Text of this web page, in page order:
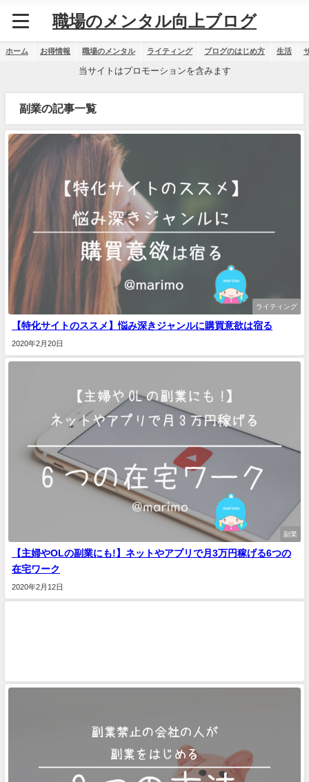
職場のメンタル向上ブログ
ホーム お得情報 職場のメンタル ライティング ブログのはじめ方 生活
当サイトはプロモーションを含みます
副業の記事一覧
ライティング
【特化サイトのススメ】悩み深きジャンルに購買意欲は宿る
2020年2月20日
副業
【主婦やOLの副業にも!】ネットやアプリで月3万円稼げる6つの
在宅ワーク
2020年2月12日